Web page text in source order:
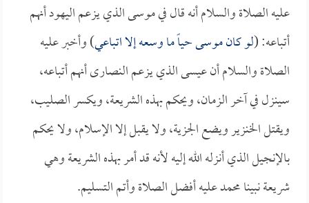
عليه الصلاة والسلام أنه قال في موسى الذي يزعم اليهود أنهم
أتباعه: (لو كان موسى حياً ما وسعه إلا اتباعي) وأخبر عليه
الصلاة والسلام أن عيسى الذي يزعم النصارى أنهم أتباعه،
سينزل في آخر الزمان، ويحكم بهذه الشريعة، ويكسر الصليب،
ويقتل الخنزير ويضع الجزية، ولا يقبل إلا الإسلام، ولا يحكم
بالإنجيل الذي أنزله الله إليه لأنه قد أمر بهذه الشريعة وهي
شريعة نبينا محمد عليه أفضل الصلاة وأتم التسليم.